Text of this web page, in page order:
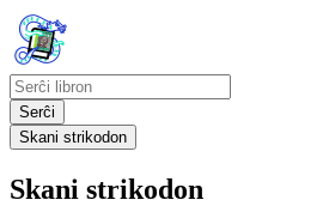
Serĉi
Skani strikodon
Skani strikodon